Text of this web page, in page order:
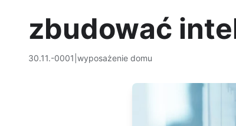
zbudować
30.11.-0001 wyposażenie domu